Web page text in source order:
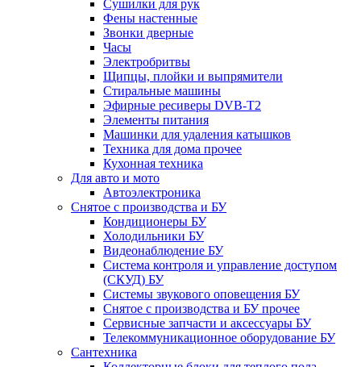
Сушилки для рук
Фены настенные
Звонки дверные
Часы
Электробритвы
Щипцы, плойки и выпрямители
Стиральные машины
Эфирные ресиверы DVB-T2
Элементы питания
Машинки для удаления катышков
Техника для дома прочее
Кухонная техника
Для авто и мото
Автоэлектроника
Снятое с производства и БУ
Кондиционеры БУ
Холодильники БУ
Видеонаблюдение БУ
Система контроля и управление доступом
(СКУД) БУ
Системы звукового оповещения БУ
Снятое с производства и БУ прочее
Сервисные запчасти и аксессуары БУ
Телекоммуникационное оборудование БУ
Сантехника